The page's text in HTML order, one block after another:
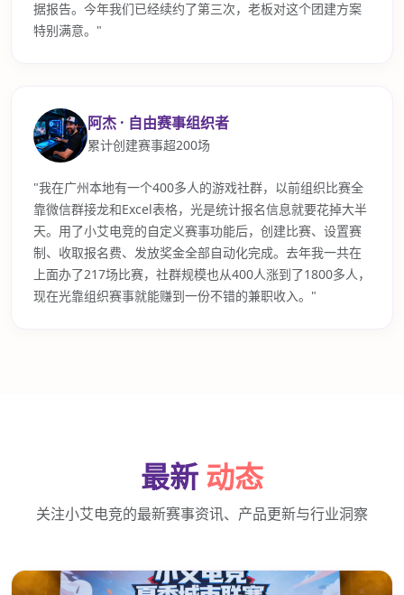
据报告。今年我们已经续约了第三次，老板对这个团建方案
特别满意。"
阿杰 · 自由赛事组织者
累计创建赛事超200场
"我在广州本地有一个400多人的游戏社群，以前组织比赛全
靠微信群接龙和Excel表格，光是统计报名信息就要花掉大半
天。用了小艾电竞的自定义赛事功能后，创建比赛、设置赛
制、收取报名费、发放奖金全部自动化完成。去年我一共在
上面办了217场比赛，社群规模也从400人涨到了1800多人，
现在光靠组织赛事就能赚到一份不错的兼职收入。"
最新 动态
关注小艾电竞的最新赛事资讯、产品更新与行业洞察